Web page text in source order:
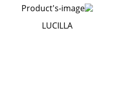
LUCILLA